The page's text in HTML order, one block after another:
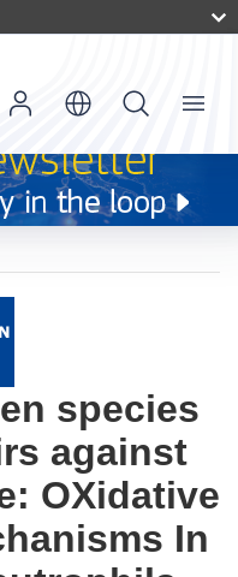
Menu
species
against
OXidative
In